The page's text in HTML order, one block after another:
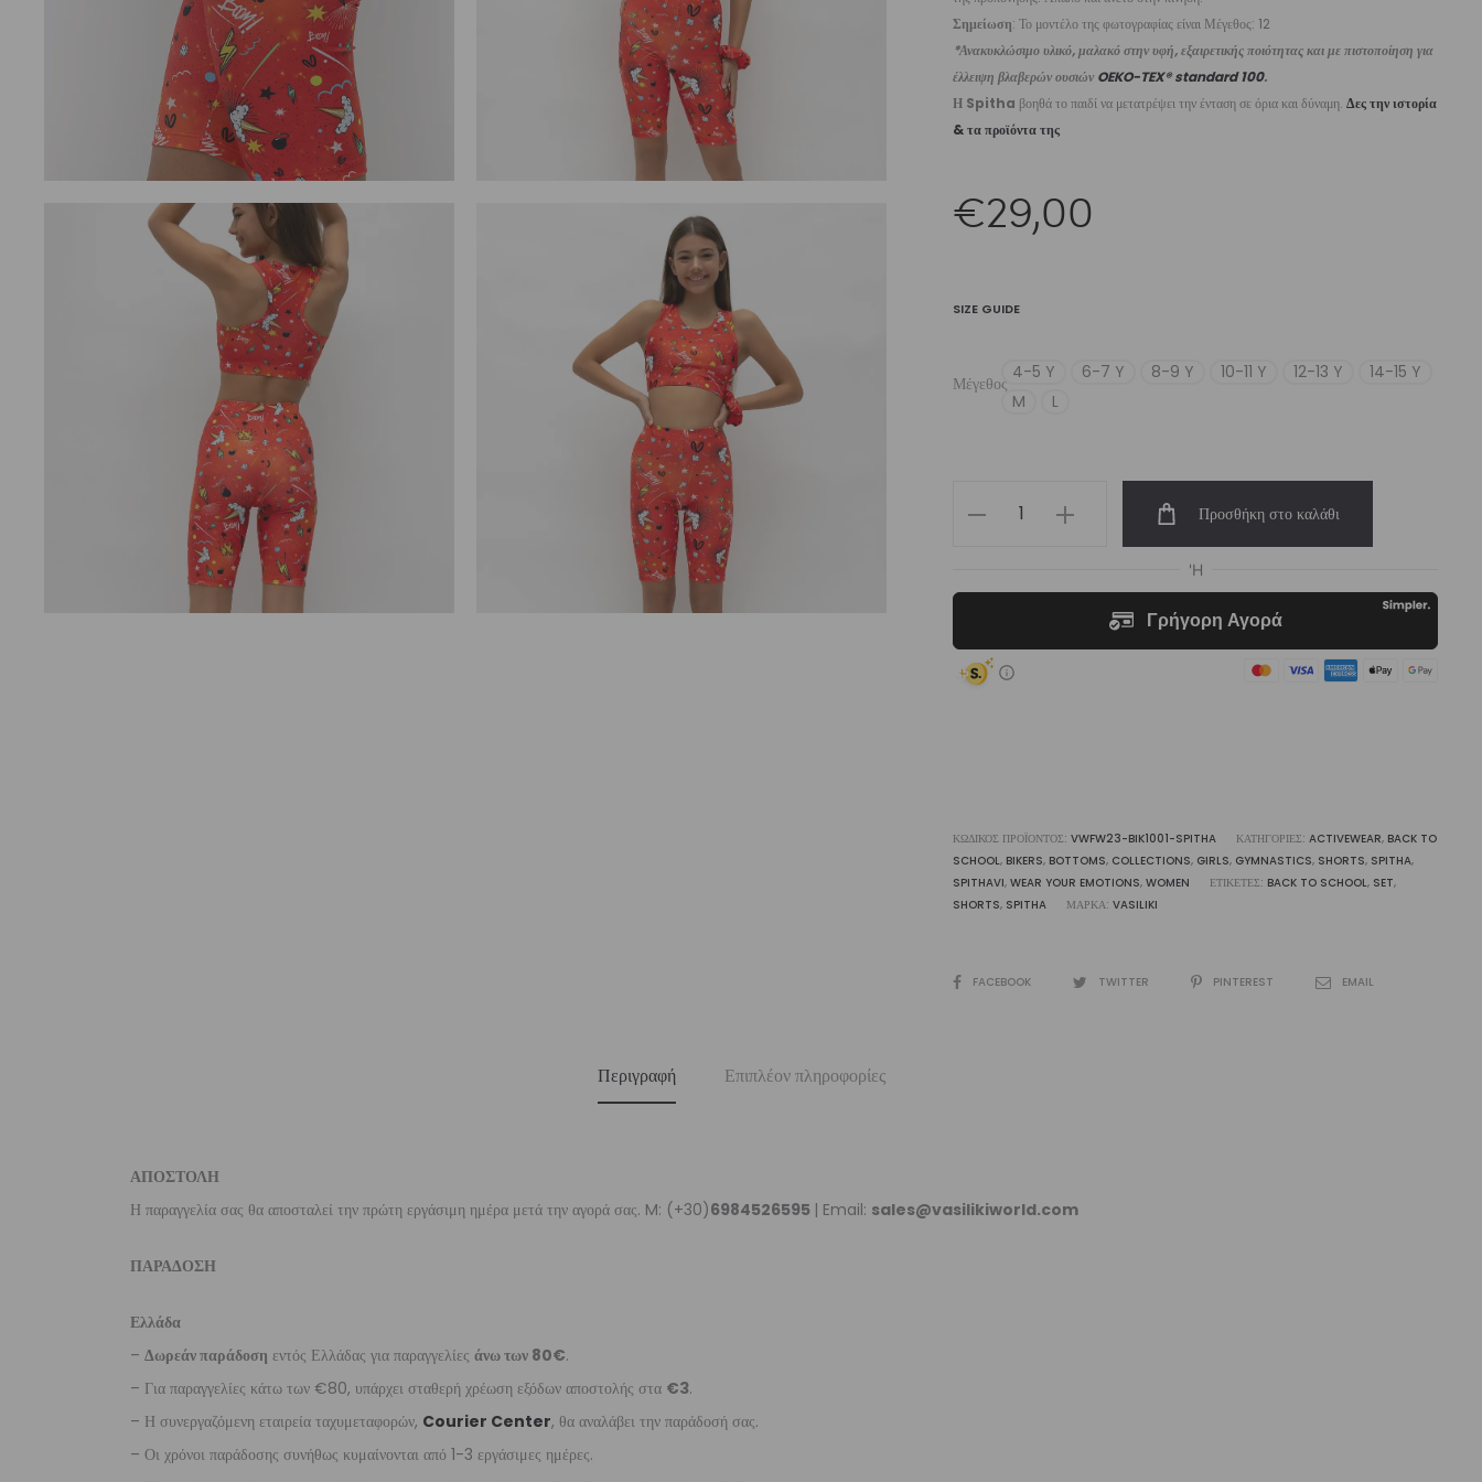
Σημείωση: Το μοντέλο της φωτογραφίας είναι Μέγεθος: 12
*Ανακυκλώσιμο υλικό, μαλακό στην υφή, εξαιρετικής ποιότητας και με πιστοποίηση για
έλλειψη βλαβερών ουσιών OEKO-TEX® standard 100.
Η Spitha βοηθά το παιδί να μετατρέψει την ένταση σε όρια και δύναμη. Δες την ιστορία
& τα προϊόντα της
€29,00
SIZE GUIDE
Μέγεθος
4-5 Y 6-7 Y 8-9 Y 10-11 Y 12-13 Y
14-15 Y
M
L
Spitha
Vasiliki
ποσότητα
Προσθήκη στο καλάθι
ΚΩΔΙΚΌΣ ΠΡΟΪΌΝΤΟΣ: VWFW23-BIK1001-SPITHA ΚΑΤΗΓΟΡΊΕΣ: ACTIVEWEAR, BACK TO
SCHOOL, BIKERS, BOTTOMS, COLLECTIONS, GIRLS, GYMNASTICS, SHORTS, SPITHA,
SPITHAVI, WEAR YOUR EMOTIONS, WOMEN ΕΤΙΚΈΤΕΣ: BACK TO SCHOOL, SET,
SHORTS, SPITHA ΜΆΡΚΑ: VASILIKI
SHAREFACEBOOK TWITTER PINTEREST EMAIL
Περιγραφή Επιπλέον πληροφορίες
ΑΠΟΣΤΟΛΗ
Η παραγγελία σας θα αποσταλεί την πρώτη εργάσιμη ημέρα μετά την αγορά σας. M: (+30)6984526595 | Email: sales@vasilikiworld.com
ΠΑΡΑΔΟΣΗ
Ελλάδα
– Δωρεάν παράδοση εντός Ελλάδας για παραγγελίες άνω των 80€.
– Για παραγγελίες κάτω των €80, υπάρχει σταθερή χρέωση εξόδων αποστολής στα €3.
– Η συνεργαζόμενη εταιρεία ταχυμεταφορών, Courier Center, θα αναλάβει την παράδοσή σας.
– Οι χρόνοι παράδοσης συνήθως κυμαίνονται από 1-3 εργάσιμες ημέρες.